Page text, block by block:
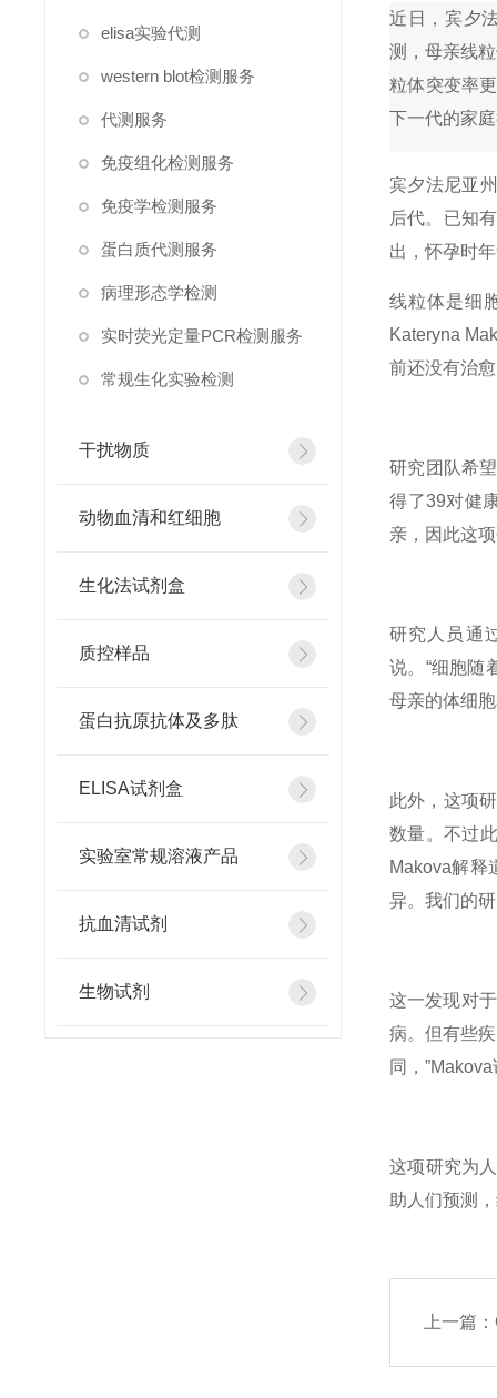
elisa实验代测
western blot检测服务
代测服务
免疫组化检测服务
免疫学检测服务
蛋白质代测服务
病理形态学检测
实时荧光定量PCR检测服务
常规生化实验检测
干扰物质
动物血清和红细胞
生化法试剂盒
质控样品
蛋白抗原抗体及多肽
ELISA试剂盒
实验室常规溶液产品
抗血清试剂
生物试剂
近日，宾夕
测，母亲线
粒体突变率
下一代的家
宾夕法尼亚
后代。已知
出，怀孕时
线粒体是细
Kateryna
前还没有治
研究团队希
得了39对健
亲，因此这
研究人员通
说。“细胞随
母亲的体细
此外，这项
数量。不过
Makova解释
异。我们的
这一发现对
病。但有些
同，
这项研究为
助人们预测
上一篇：